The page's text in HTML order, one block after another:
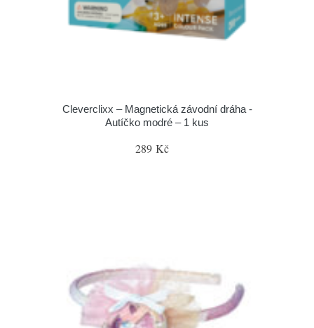
Cleverclixx – Magnetická závodní dráha -
Autíčko modré – 1 kus
289 Kč